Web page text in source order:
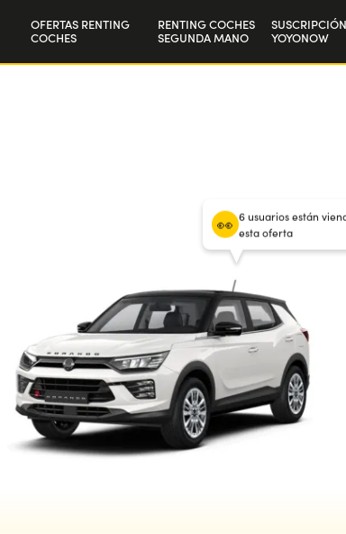
OFERTAS RENTING
COCHES
RENTING COCHES
SEGUNDA MANO
SUSCRIPCIÓN
YOYONOW
6 usuarios están
esta oferta